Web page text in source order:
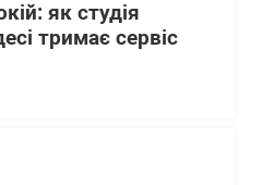
як студія
тримає сервіс